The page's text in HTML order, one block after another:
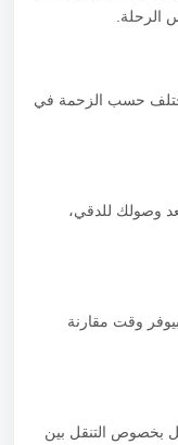
الرحلة.
حسب الزحمة في
وصولك للدقي،
وقت مقارنة
التنقل بين